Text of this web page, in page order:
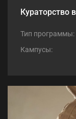
Кураторство
Тип программы:
Кампусы: